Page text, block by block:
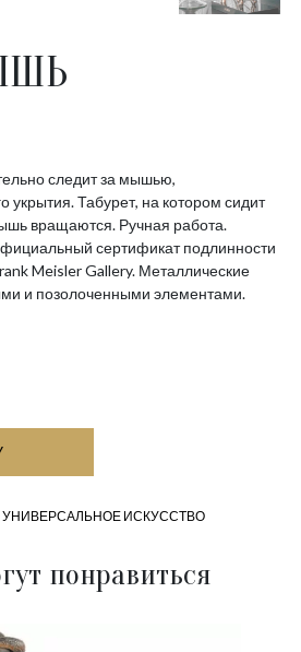
следит за мышью,
укрытия. Табурет, на котором сидит
вращаются. Ручная работа.
сертификат подлинности
Meisler Gallery. Металлические
и позолоченными элементами.
УНИВЕРСАЛЬНОЕ ИСКУССТВО
понравиться